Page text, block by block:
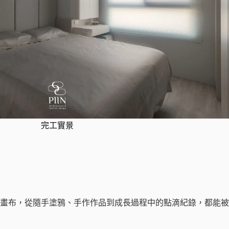
完工實景
布，從隨手塗鴉、手作作品到成長過程中的點滴紀錄，都能被